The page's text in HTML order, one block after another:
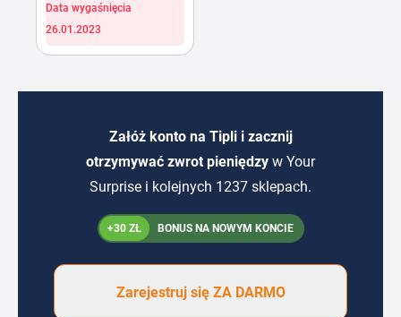
Data wygaśnięcia
26.01.2023
Załóż konto na Tipli i zacznij
otrzymywać zwrot pieniędzy w Your
Surprise i kolejnych 1237 sklepach.
+30 ZŁ BONUS NA NOWYM KONCIE
Zarejestruj się ZA DARMO